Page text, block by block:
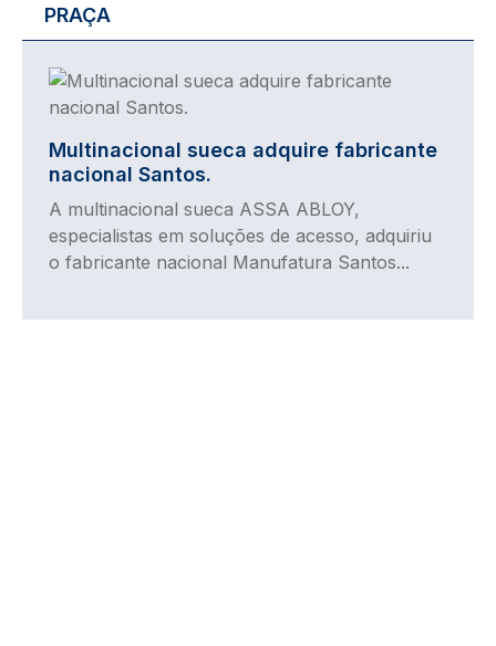
PRAÇA
Imagem
Multinacional sueca adquire fabricante
nacional Santos.
A multinacional sueca ASSA ABLOY,
especialistas em soluções de acesso, adquiriu
o fabricante nacional Manufatura Santos...